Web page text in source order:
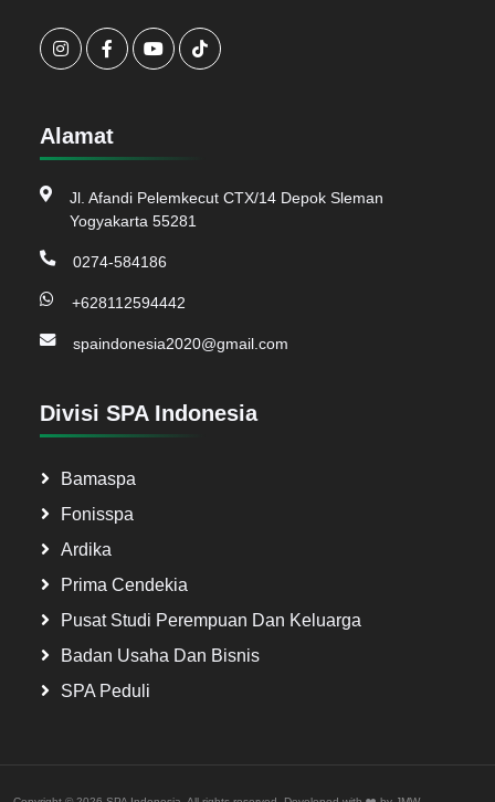
Alamat
Jl. Afandi Pelemkecut CTX/14 Depok Sleman
Yogyakarta 55281
0274-584186
+628112594442
spaindonesia2020@gmail.com
Divisi SPA Indonesia
Bamaspa
Fonisspa
Ardika
Prima Cendekia
Pusat Studi Perempuan Dan Keluarga
Badan Usaha Dan Bisnis
SPA Peduli